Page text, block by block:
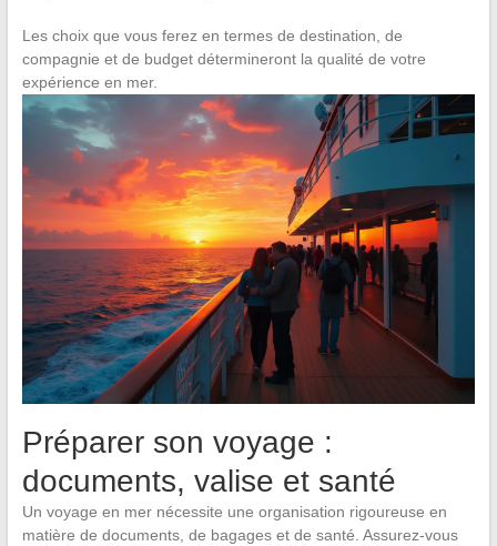
Les choix que vous ferez en termes de destination, de
compagnie et de budget détermineront la qualité de votre
expérience en mer.
Préparer son voyage :
documents, valise et santé
Un voyage en mer nécessite une organisation rigoureuse en
matière de documents, de bagages et de santé. Assurez-vous